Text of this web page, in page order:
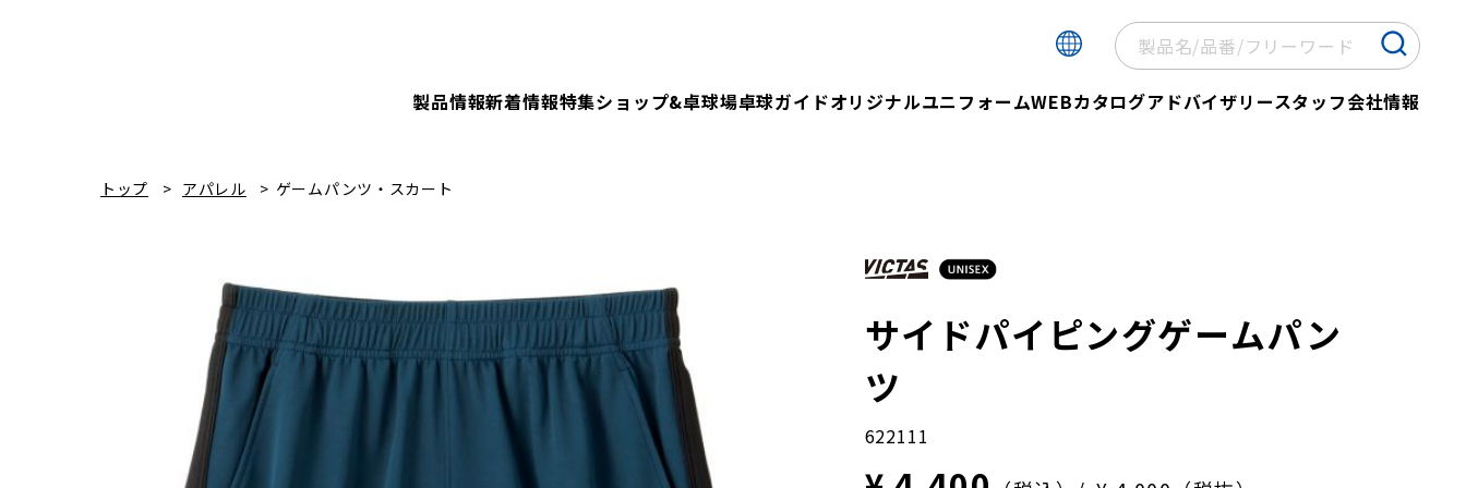
製品情報新着情報特集ショップ&卓球場卓球ガイドオリジナルユニフォームWEBカタログアドバイザリースタッフ会社情報
トップ アパレル ゲームパンツ・スカート
サイドパイピングゲームパン
ツ
622111